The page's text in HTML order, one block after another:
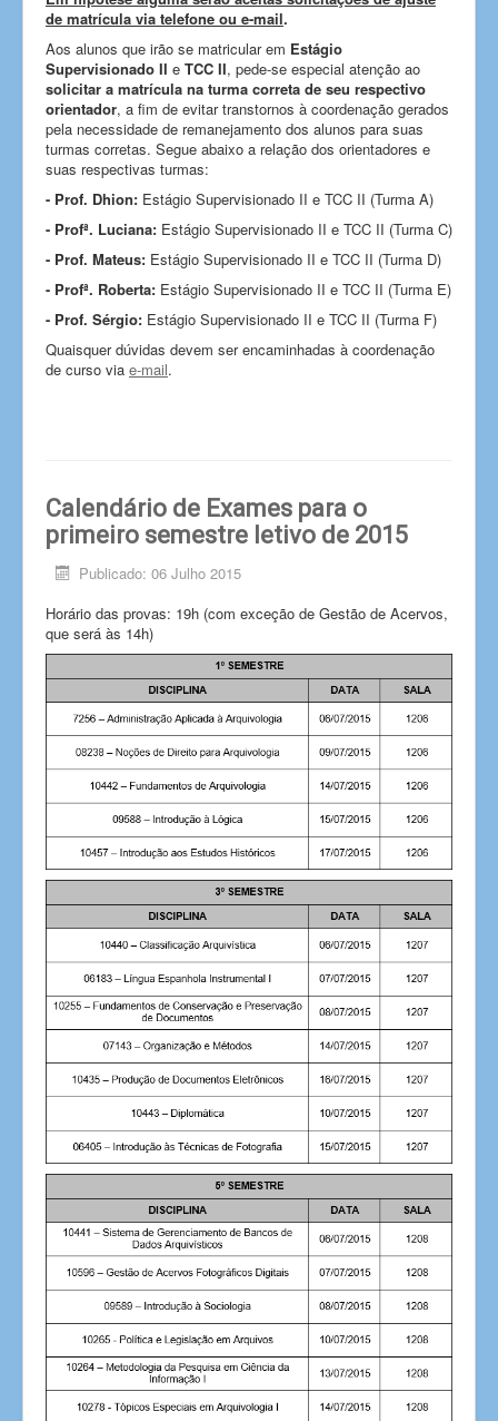
de matrícula via telefone ou e-mail.
Aos alunos que irão se matricular em Estágio
Supervisionado II e TCC II, pede-se especial atenção ao
solicitar a matrícula na turma correta de seu respectivo
orientador, a fim de evitar transtornos à coordenação gerados
pela necessidade de remanejamento dos alunos para suas
turmas corretas. Segue abaixo a relação dos orientadores e
suas respectivas turmas:
- Prof. Dhion: Estágio Supervisionado II e TCC II (Turma A)
- Profª. Luciana: Estágio Supervisionado II e TCC II (Turma C)
- Prof. Mateus: Estágio Supervisionado II e TCC II (Turma D)
- Profª. Roberta: Estágio Supervisionado II e TCC II (Turma E)
- Prof. Sérgio: Estágio Supervisionado II e TCC II (Turma F)
Quaisquer dúvidas devem ser encaminhadas à coordenação
de curso via e-mail.
Calendário de Exames para o
primeiro semestre letivo de 2015
Publicado: 06 Julho 2015
Horário das provas: 19h (com exceção de Gestão de Acervos,
que será às 14h)